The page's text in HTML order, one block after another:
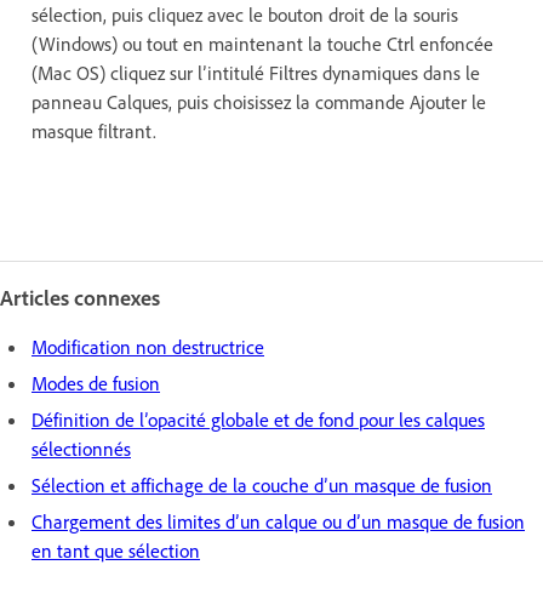
sélection, puis cliquez avec le bouton droit de la souris
(Windows) ou tout en maintenant la touche Ctrl enfoncée
(Mac OS) cliquez sur l’intitulé Filtres dynamiques dans le
panneau Calques, puis choisissez la commande Ajouter le
masque filtrant.
Articles connexes
Modification non destructrice
Modes de fusion
Définition de l’opacité globale et de fond pour les calques
sélectionnés
Sélection et affichage de la couche d’un masque de fusion
Chargement des limites d’un calque ou d’un masque de fusion
en tant que sélection